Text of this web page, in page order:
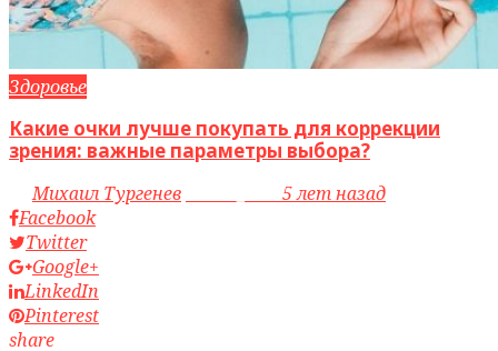
Здоровье
Какие очки лучше покупать для коррекции
зрения: важные параметры выбора?
byМихаил Тургенев
5 лет назад
Facebook
Twitter
Google+
LinkedIn
Pinterest
share